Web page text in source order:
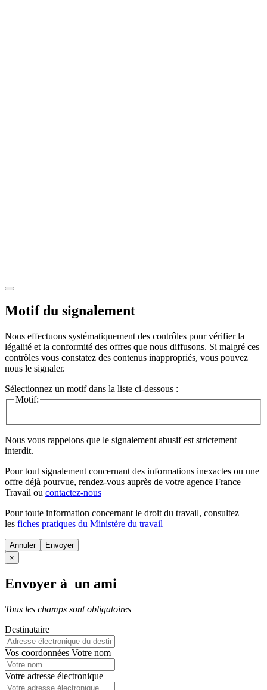
Motif du signalement
Nous effectuons systématiquement des contrôles pour vérifier la
légalité et la conformité des offres que nous diffusons. Si malgré ces
contrôles vous constatez des contenus inappropriés, vous pouvez
nous le signaler.
Sélectionnez un motif dans la liste ci-dessous :
Motif:
Nous vous rappelons que le signalement abusif est strictement
interdit.
Pour tout signalement concernant des informations inexactes ou une
offre déjà pourvue, rendez-vous auprès de votre agence France
Travail ou contactez-nous
Pour toute information concernant le droit du travail, consultez
les fiches pratiques du Ministère du travail
Annuler
×
Envoyer à un ami
Tous les champs sont obligatoires
Destinataire
Vos coordonnées Votre nom
Votre adresse électronique